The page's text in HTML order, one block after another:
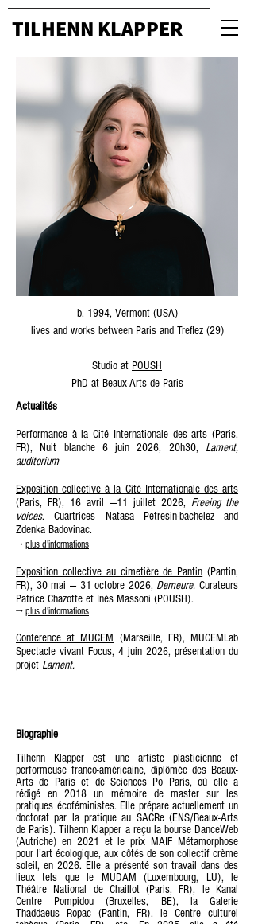
TILHENN KLAPPER
b. 1994, Vermont (USA)
lives and works between Paris and Treflez (29)
Studio at POUSH
PhD at Beaux-Arts de Paris
Actualités
Performance à la Cité Internationale des arts (Paris,
FR), Nuit blanche 6 juin 2026, 20h30, Lament,
auditorium
Exposition collective à la Cité Internationale des arts
(Paris, FR), 16 avril —11 juillet 2026, Freeing the
voices. Cuartrices Natasa Petresin-bachelez and
Zdenka Badovinac.
→ plus d'informations
Exposition collective au cimetière de Pantin (Pantin,
FR), 30 mai — 31 octobre 2026, Demeure. Curateurs
Patrice Chazotte et Inès Massoni (POUSH).
→ plus d'informations
Conference at MUCEM (Marseille, FR), MUCEMLab
Spectacle vivant Focus, 4 juin 2026, présentation du
projet Lament.
Biographie
Tilhenn Klapper est une artiste plasticienne et
performeuse franco-américaine, diplômée des Beaux-
Arts de Paris et de Sciences Po Paris, où elle a
rédigé en 2018 un mémoire de master sur les
pratiques écoféministes. Elle prépare actuellement un
doctorat par la pratique au SACRe (ENS/Beaux-Arts
de Paris). Tilhenn Klapper a reçu la bourse DanceWeb
(Autriche) en 2021 et le prix MAIF Métamorphose
pour l’art écologique, aux côtés de son collectif crème
soleil, en 2026. Elle a présenté son travail dans des
lieux tels que le MUDAM (Luxembourg, LU), le
Théâtre National de Chaillot (Paris, FR), le Kanal
Centre Pompidou (Bruxelles, BE), la Galerie
Thaddaeus Ropac (Pantin, FR), le Centre culturel